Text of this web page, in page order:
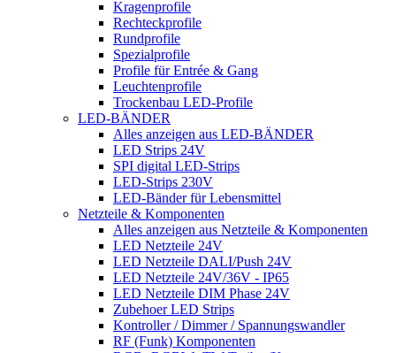
Kragenprofile
Rechteckprofile
Rundprofile
Spezialprofile
Profile für Entrée & Gang
Leuchtenprofile
Trockenbau LED-Profile
LED-BÄNDER
Alles anzeigen aus LED-BÄNDER
LED Strips 24V
SPI digital LED-Strips
LED-Strips 230V
LED-Bänder für Lebensmittel
Netzteile & Komponenten
Alles anzeigen aus Netzteile & Komponenten
LED Netzteile 24V
LED Netzteile DALI/Push 24V
LED Netzteile 24V/36V - IP65
LED Netzteile DIM Phase 24V
Zubehoer LED Strips
Kontroller / Dimmer / Spannungswandler
RF (Funk) Komponenten